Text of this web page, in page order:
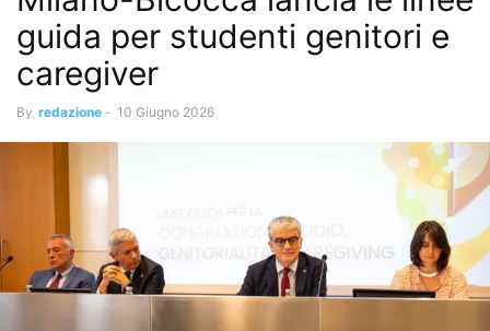
guida per studenti genitori e
caregiver
By redazione - 10 Giugno 2026